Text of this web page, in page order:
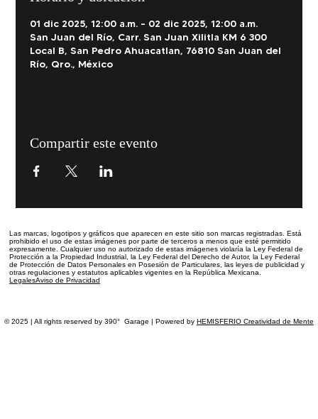
01 dic 2025, 12:00 a.m. – 02 dic 2025, 12:00 a.m.
San Juan del Río, Carr. San Juan Xilitla KM 6 300
Local B, San Pedro Ahuacatlan, 76810 San Juan del
Río, Qro., México
Compartir este evento
Las marcas, logotipos y gráficos que aparecen en este sitioson marcas registradas. Está
prohibido el uso de estas imágenes por parte de terceros a menos que esté permitido
expresamente. Cualquier uso no autorizado de estas imágenes violaría la Ley Federal de
Protección a la Propiedad Industrial, la Ley Federal del Derecho de Autor, la Ley Federal
de Protección de Datos Personales en Posesión de Particulares, las leyes de publicidad y
otras regulaciones y estatutos aplicables vigentes en la República Mexicana.
LegalesAviso de Privacidad
© 2025 | All rights reserved by 390° Garage | Powered by HEMISFERIO Creatividad de Mente